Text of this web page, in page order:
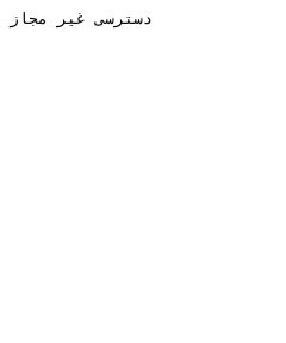
دسترسی غیر مجاز